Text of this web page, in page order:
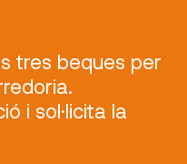
tres beques per
i sol·licita la